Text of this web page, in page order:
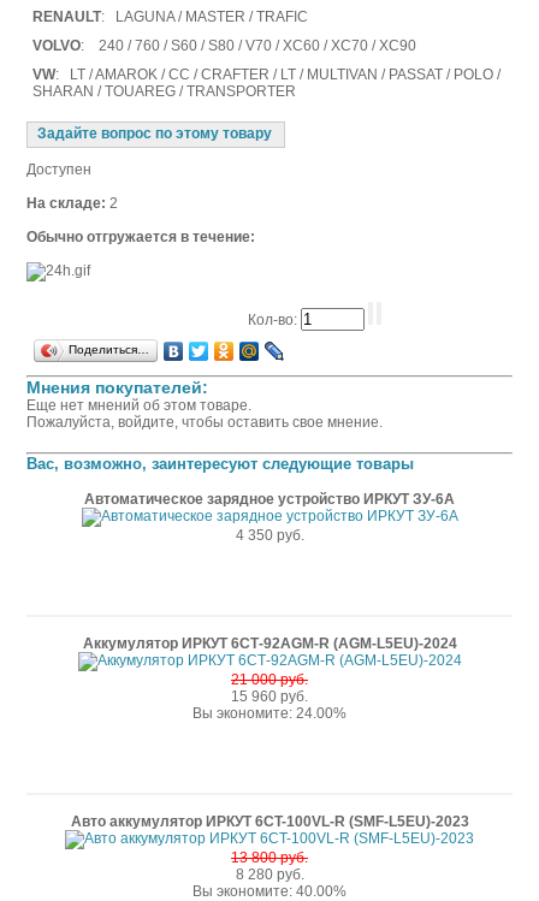
RENAULT: LAGUNA / MASTER / TRAFIC
VOLVO: 240 / 760 / S60 / S80 / V70 / XC60 / XC70 / XC90
VW: LT / AMAROK / CC / CRAFTER / LT / MULTIVAN / PASSAT / POLO /
SHARAN / TOUAREG / TRANSPORTER
Задайте вопрос по этому товару
Доступен
На складе: 2
Обычно отгружается в течение:
Кол-во:
Поделиться…
Мнения покупателей:
Еще нет мнений об этом товаре.
Пожалуйста, войдите, чтобы оставить свое мнение.
Вас, возможно, заинтересуют следующие товары
Автоматическое зарядное устройство ИРКУТ ЗУ-6А
4 350 руб.
Аккумулятор ИРКУТ 6СТ-92AGM-R (AGM-L5EU)-2024
21 000 руб.
15 960 руб.
Вы экономите: 24.00%
Авто аккумулятор ИРКУТ 6CT-100VL-R (SMF-L5EU)-2023
13 800 руб.
8 280 руб.
Вы экономите: 40.00%